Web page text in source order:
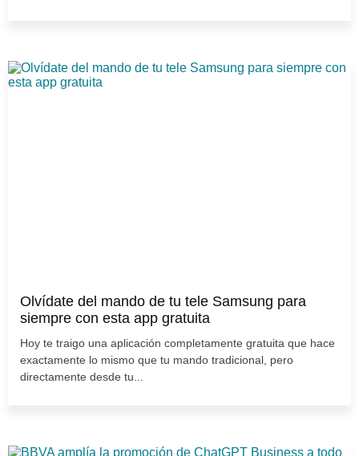
Olvídate del mando de tu tele Samsung para
siempre con esta app gratuita
Hoy te traigo una aplicación completamente gratuita que hace
exactamente lo mismo que tu mando tradicional, pero
directamente desde tu...